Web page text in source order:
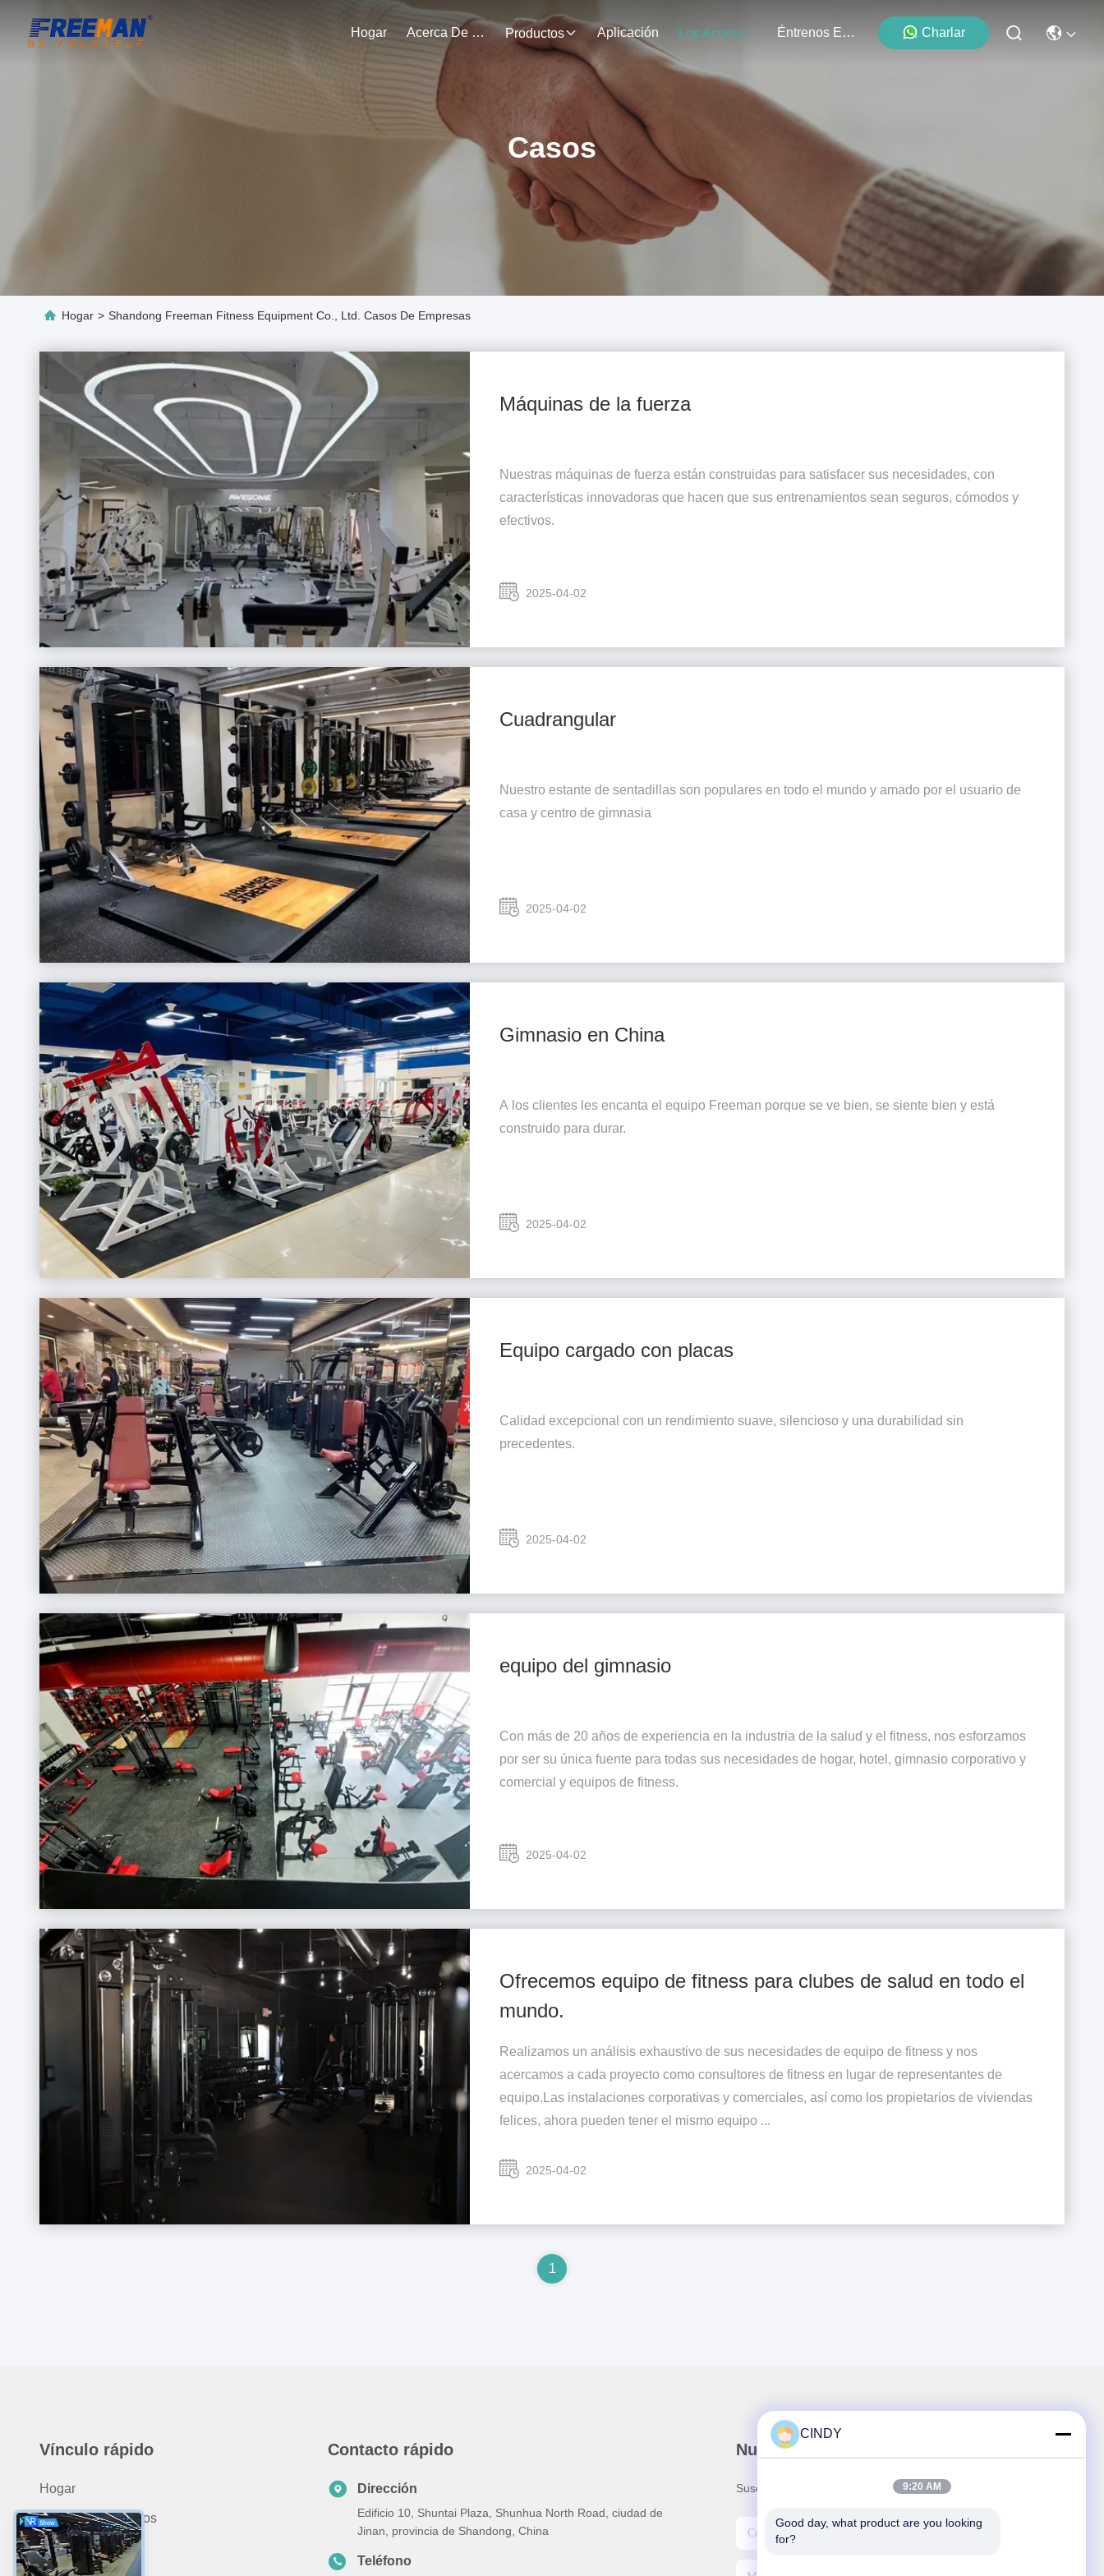
Hogar Acerca De Nosotros Productos Aplicación Los Acontecimientos Éntrenos En Contacto Con Charlar
Casos
Hogar > Shandong Freeman Fitness Equipment Co., Ltd. Casos De Empresas
Máquinas de la fuerza
Nuestras máquinas de fuerza están construidas para satisfacer sus necesidades, con
características innovadoras que hacen que sus entrenamientos sean seguros, cómodos y
efectivos.
2025-04-02
Cuadrangular
Nuestro estante de sentadillas son populares en todo el mundo y amado por el usuario de
casa y centro de gimnasia
2025-04-02
Gimnasio en China
A los clientes les encanta el equipo Freeman porque se ve bien, se siente bien y está
construido para durar.
2025-04-02
Equipo cargado con placas
Calidad excepcional con un rendimiento suave, silencioso y una durabilidad sin
precedentes.
2025-04-02
equipo del gimnasio
Con más de 20 años de experiencia en la industria de la salud y el fitness, nos esforzamos
por ser su única fuente para todas sus necesidades de hogar, hotel, gimnasio corporativo y
comercial y equipos de fitness.
2025-04-02
Ofrecemos equipo de fitness para clubes de salud en todo el
mundo.
Realizamos un análisis exhaustivo de sus necesidades de equipo de fitness y nos
acercamos a cada proyecto como consultores de fitness en lugar de representantes de
equipo.Las instalaciones corporativas y comerciales, así como los propietarios de viviendas
felices, ahora pueden tener el mismo equipo ...
2025-04-02
1
Vínculo rápido
Hogar
Acerca De Nosotros
Productos
Contacto rápido
Dirección
Edificio 10, Shuntai Plaza, Shunhua North Road, ciudad de
Jinan, provincia de Shandong, China
Teléfono
Nuestro boletín
Suscríbete a nuestro boletín para obtener descuentos y más.
CINDY
9:20 AM
Good day, what product are you looking
for?